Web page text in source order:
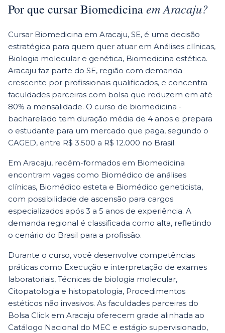
Por que cursarBiomedicinaemAracaju?
Cursar Biomedicina em Aracaju, SE, é uma decisão
estratégica para quem quer atuar em Análises clínicas,
Biologia molecular e genética, Biomedicina estética.
Aracaju faz parte do SE, região com demanda
crescente por profissionais qualificados, e concentra
faculdades parceiras com bolsa que reduzem em até
80% a mensalidade. O curso de biomedicina -
bacharelado tem duração média de 4 anos e prepara
o estudante para um mercado que paga, segundo o
CAGED, entre R$ 3.500 a R$ 12.000 no Brasil.
Em Aracaju, recém-formados em Biomedicina
encontram vagas como Biomédico de análises
clínicas, Biomédico esteta e Biomédico geneticista,
com possibilidade de ascensão para cargos
especializados após 3 a 5 anos de experiência. A
demanda regional é classificada como alta, refletindo
o cenário do Brasil para a profissão.
Durante o curso, você desenvolve competências
práticas como Execução e interpretação de exames
laboratoriais, Técnicas de biologia molecular,
Citopatologia e histopatologia, Procedimentos
estéticos não invasivos. As faculdades parceiras do
Bolsa Click em Aracaju oferecem grade alinhada ao
Catálogo Nacional do MEC e estágio supervisionado,